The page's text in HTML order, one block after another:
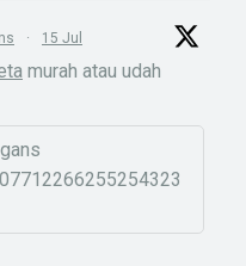
murah atau udah